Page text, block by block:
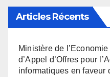
Articles Récents
Ministère de
d’Appel d’Offres pour
informatiques en faveur